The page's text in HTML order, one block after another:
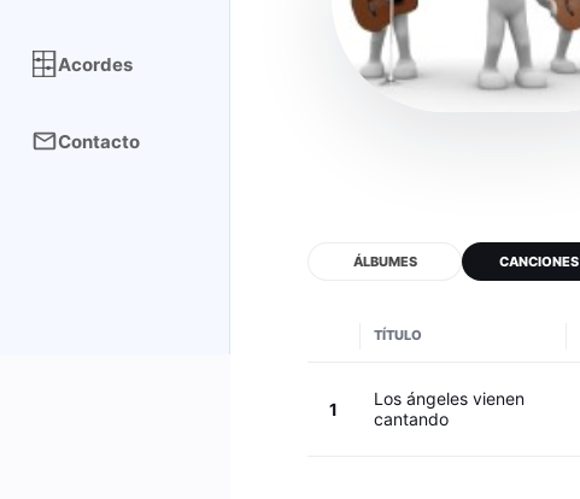
Acordes
Contacto
ÁLBUMES CANCIONES
TÍTULO
1
Los ángeles vienen
cantando